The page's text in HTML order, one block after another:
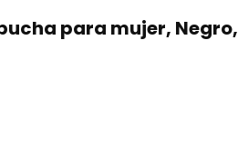
para mujer, Negro,